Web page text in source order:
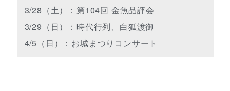
3/28（土）：第104回 金魚品評会
3/29（日）：時代行列、白狐渡御
4/5（日）：お城まつりコンサート